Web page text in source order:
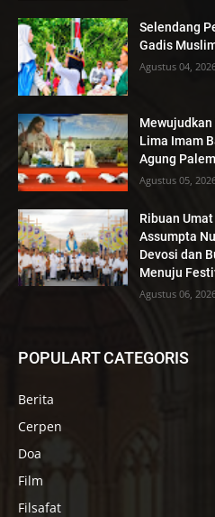
Selendang
Gadis
Agustus 04,
Lima Imam
Agung
Agustus 05,
Ribuan
Assumpta
Devosi dan
Menuju
Agustus 06,
POPULART CATEGORIS
Berita
Cerpen
Doa
Film
Filsafat